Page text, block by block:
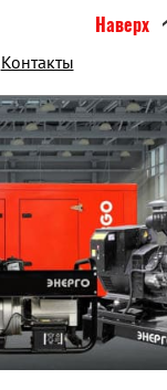
Контакты
Наверх